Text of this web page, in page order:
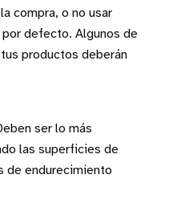
compra, o no usar
defecto. Algunos de
productos deberán
ser lo más
las superficies de
de endurecimiento